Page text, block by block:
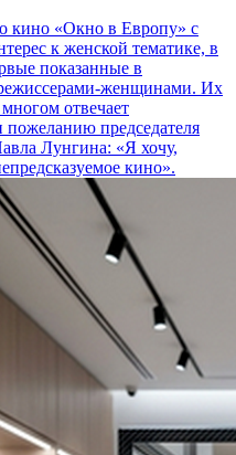
кино «Окно в Европу» с
к женской тематике, в
показанные в
женщинами. Их
отвечает
председателя
Лунгина: «Я хочу,
кино».